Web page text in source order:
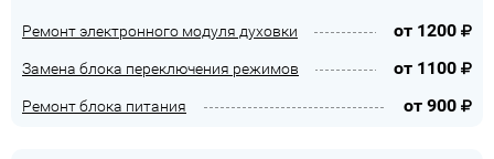
Ремонт электронного модуля духовки от 1200
Замена блока переключения режимов от 1100
Ремонт блока питания от 900